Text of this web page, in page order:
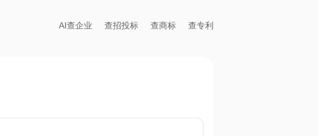
AI查企业 查招投标 查商标 查专利